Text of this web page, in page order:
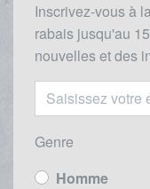
Inscrivez-vous à
rabais jusqu'au 1
nouvelles et des
Genre
Homme